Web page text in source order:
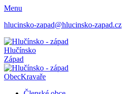
Menu
hlucinsko-zapad@hlucinsko-zapad.cz
Hlučínsko
Západ
ObecKravaře